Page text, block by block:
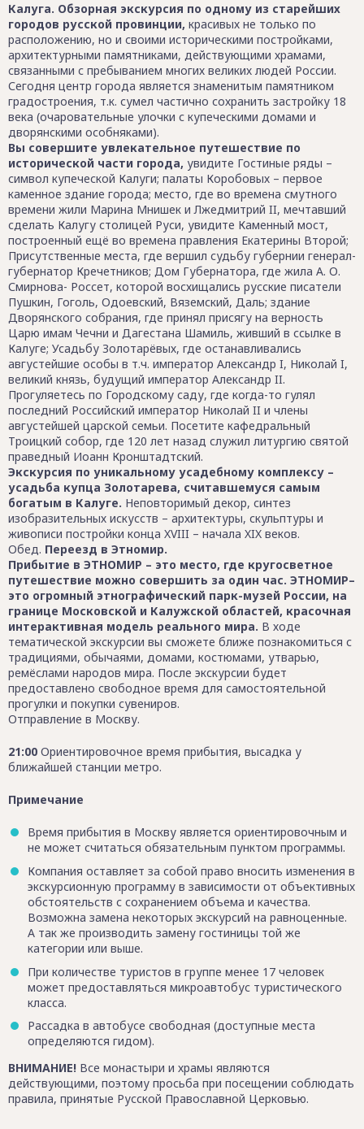
Калуга. Обзорная экскурсия по одному из старейших
городов русской провинции, красивых не только по
расположению, но и своими историческими постройками,
архитектурными памятниками, действующими храмами,
связанными с пребыванием многих великих людей России.
Сегодня центр города является знаменитым памятником
градостроения, т.к. сумел частично сохранить застройку 18
века (очаровательные улочки с купеческими домами и
дворянскими особняками).
Вы совершите увлекательное путешествие по
исторической части города, увидите Гостиные ряды –
символ купеческой Калуги; палаты Коробовых – первое
каменное здание города; место, где во времена смутного
времени жили Марина Мнишек и Лжедмитрий II, мечтавший
сделать Калугу столицей Руси, увидите Каменный мост,
построенный ещё во времена правления Екатерины Второй;
Присутственные места, где вершил судьбу губернии генерал-
губернатор Кречетников; Дом Губернатора, где жила А. О.
Смирнова- Россет, которой восхищались русские писатели
Пушкин, Гоголь, Одоевский, Вяземский, Даль; здание
Дворянского собрания, где принял присягу на верность
Царю имам Чечни и Дагестана Шамиль, живший в ссылке в
Калуге; Усадьбу Золотарёвых, где останавливались
августейшие особы в т.ч. император Александр I, Николай I,
великий князь, будущий император Александр II.
Прогуляетесь по Городскому саду, где когда-то гулял
последний Российский император Николай II и члены
августейшей царской семьи. Посетите кафедральный
Троицкий собор, где 120 лет назад служил литургию святой
праведный Иоанн Кронштадтский.
Экскурсия по уникальному усадебному комплексу –
усадьба купца Золотарева, считавшемуся самым
богатым в Калуге. Неповторимый декор, синтез
изобразительных искусств – архитектуры, скульптуры и
живописи постройки конца XVIII – начала XIX веков.
Обед. Переезд в Этномир.
Прибытие в ЭТНОМИР – это место, где кругосветное
путешествие можно совершить за один час. ЭТНОМИР–
это огромный этнографический парк-музей России, на
границе Московской и Калужской областей, красочная
интерактивная модель реального мира. В ходе
тематической экскурсии вы сможете ближе познакомиться с
традициями, обычаями, домами, костюмами, утварью,
ремёслами народов мира. После экскурсии будет
предоставлено свободное время для самостоятельной
прогулки и покупки сувениров.
Отправление в Москву.
21:00 Ориентировочное время прибытия, высадка у
ближайшей станции метро.
Примечание
Время прибытия в Москву является ориентировочным и
не может считаться обязательным пунктом программы.
Компания оставляет за собой право вносить изменения в
экскурсионную программу в зависимости от объективных
обстоятельств с сохранением объема и качества.
Возможна замена некоторых экскурсий на равноценные.
А так же производить замену гостиницы той же
категории или выше.
При количестве туристов в группе менее 17 человек
может предоставляться микроавтобус туристического
класса.
Рассадка в автобусе свободная (доступные места
определяются гидом).
ВНИМАНИЕ! Все монастыри и храмы являются
действующими, поэтому просьба при посещении соблюдать
правила, принятые Русской Православной Церковью.